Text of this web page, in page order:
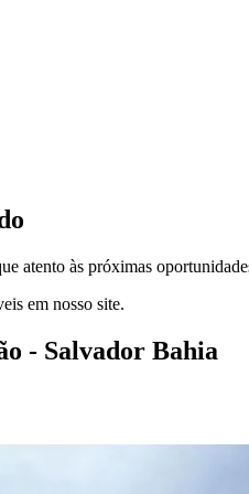
atento às próximas
em nosso site.
- Salvador Bahia